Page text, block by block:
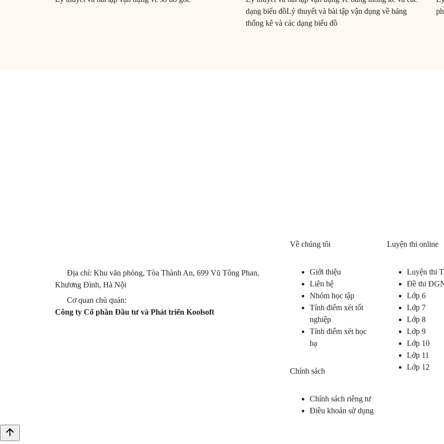
dạng biểu đồLý thuyết và bài tập vận dụng về bảng
thống kê và các dạng biểu đồ
Địa chỉ: Khu văn phòng, Tòa Thành An, 699 Vũ Tông Phan,
Khương Đình, Hà Nội
Cơ quan chủ quản:
Công ty Cổ phần Đầu tư và Phát triển Koolsoft
Về chúng tôi
Giới thiệu
Liên hệ
Nhóm học tập
Tính điểm xét tốt
nghiệp
Tính điểm xét học
bạ
Chính sách
Chính sách riêng tư
Điều khoản sử dụng
Luyện thi online
Luyện thi
Đề thi
Lớp 6
Lớp 7
Lớp 8
Lớp 9
Lớp 10
Lớp 11
Lớp 12